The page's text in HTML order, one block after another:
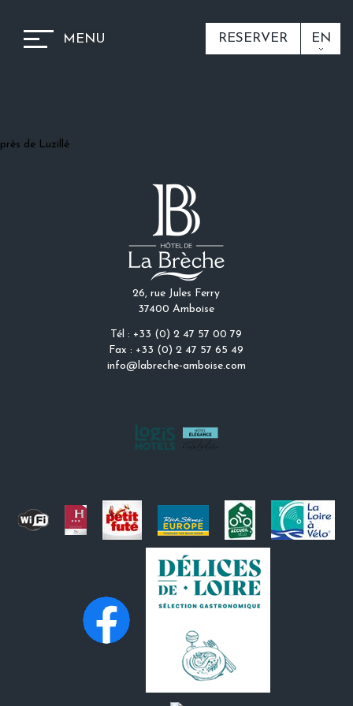
MENU RESERVER EN
près de Luzillé
26, rue Jules Ferry
37400 Amboise
Tél : +33 (0) 2 47 57 00 79
Fax : +33 (0) 2 47 57 65 49
info@labreche-amboise.com